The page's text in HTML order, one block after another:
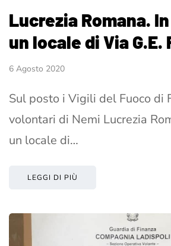
Lucrezia Romana.
un locale di Via G.E.
6 Agosto 2020
Sul posto i Vigili del Fuoco di
volontari di Nemi Lucrezia
un locale di…
LEGGI DI PIÙ